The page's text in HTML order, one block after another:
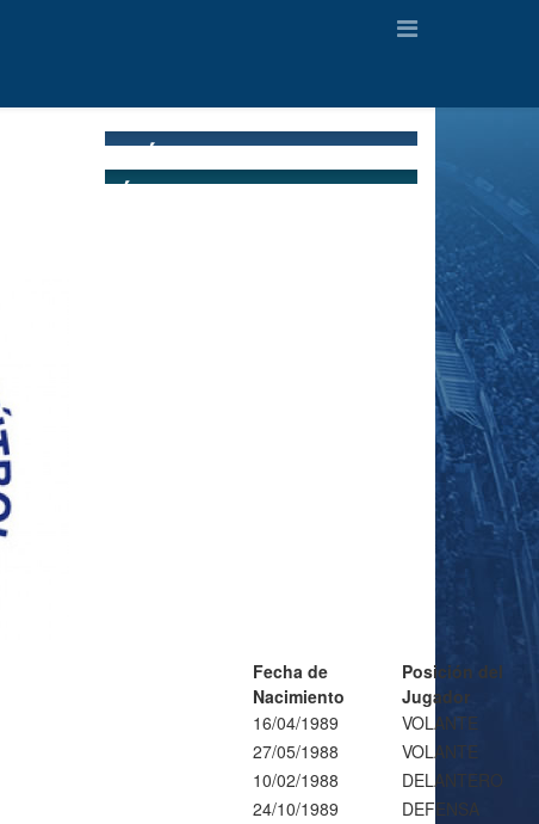
Fecha de
Nacimiento
Posición del
Jugador
16/04/1989
VOLANTE
27/05/1988
VOLANTE
10/02/1988
DELANTERO
24/10/1989
DEFENSA